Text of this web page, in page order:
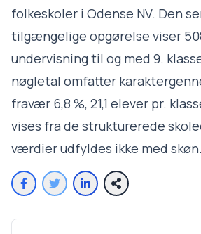
folkeskoler i Odense NV. Den
tilgængelige opgørelse viser
undervisning til og med 9.
nøgletal omfatter
fravær 6,8 %, 21,1 elever pr.
vises fra de strukturerede
værdier udfyldes ikke med skøn.